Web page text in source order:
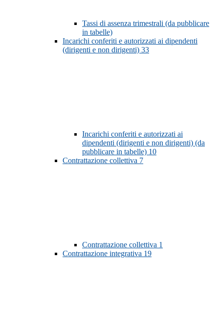
Tassi di assenza trimestrali (da pubblicare
in tabelle)
Incarichi conferiti e autorizzati ai dipendenti
(dirigenti e non dirigenti) 33
Incarichi conferiti e autorizzati ai
dipendenti (dirigenti e non dirigenti) (da
pubblicare in tabelle) 10
Contrattazione collettiva 7
Contrattazione collettiva 1
Contrattazione integrativa 19